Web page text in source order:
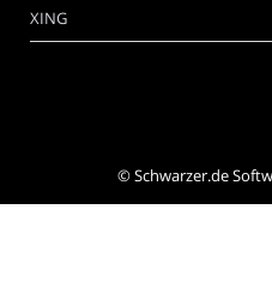
XING
©Schwarzer.de